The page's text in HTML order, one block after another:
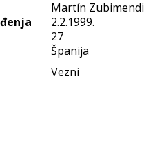
Martín Zubimendi
2.2.1999.
27
Španija
Vezni